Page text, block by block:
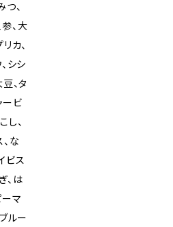
、
、大
カ、
シシ
、タ
ービ
し、
な
ビス
、は
ーマ
ルー